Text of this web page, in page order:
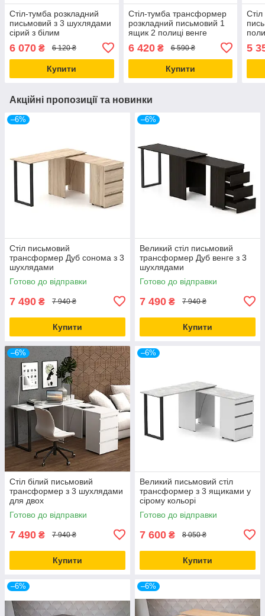
Стіл-тумба розкладний
письмовий з 3 шухлядами
сірий з білим
6 070 ₴ 6 120 ₴
Купити
Стіл-тумба трансформер
розкладний письмовий 1
ящик 2 полиці венге
6 420₴ 6 590 ₴
Купити
5
Акційні пропозиції та новинки
–6%
Стіл письмовий
трансформер Дуб сонома з 3
шухлядами
Готово до відправки
7 490 ₴ 7 940 ₴
Купити
–6%
Великий стіл письмовий
трансформер Дуб венге з 3
шухлядами
Готово до відправки
7 490 ₴ 7 940 ₴
Купити
–6%
Стіл білий письмовий
трансформер з 3 шухлядами
для двох
Готово до відправки
7 490 ₴ 7 940 ₴
Купити
–6%
Великий письмовий стіл
трансформер з 3 ящиками у
сірому кольорі
Готово до відправки
7 600 ₴ 8 050 ₴
Купити
–6% –6%